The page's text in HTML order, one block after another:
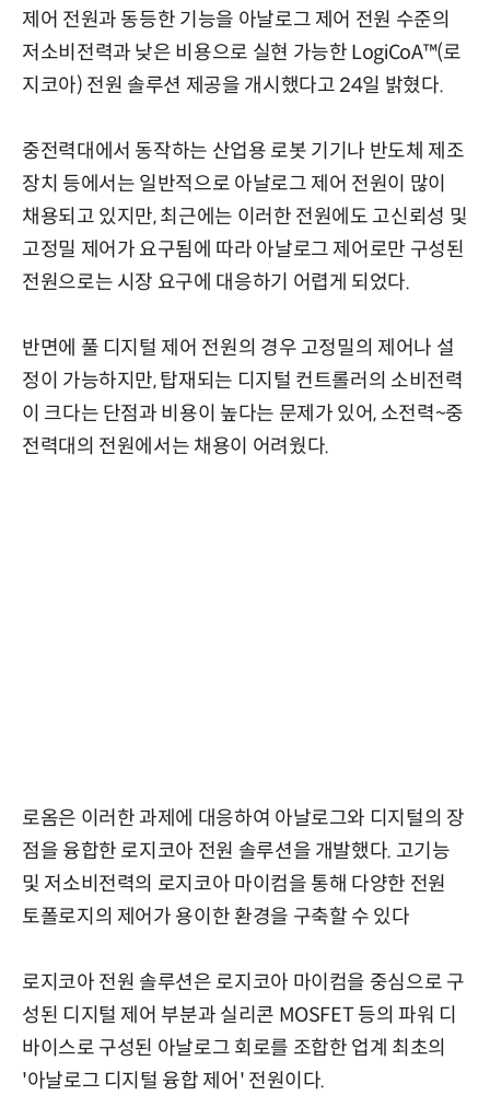
제어 전원과 동등한 기능을 아날로그 제어 전원 수준의
저소비전력과 낮은 비용으로 실현 가능한 LogiCoA™(로
지코아) 전원 솔루션 제공을 개시했다고 24일 밝혔다.
중전력대에서 동작하는 산업용 로봇 기기나 반도체 제조
장치 등에서는 일반적으로 아날로그 제어 전원이 많이
채용되고 있지만, 최근에는 이러한 전원에도 고신뢰성 및
고정밀 제어가 요구됨에 따라 아날로그 제어로만 구성된
전원으로는 시장 요구에 대응하기 어렵게 되었다.
반면에 풀 디지털 제어 전원의 경우 고정밀의 제어나 설
정이 가능하지만, 탑재되는 디지털 컨트롤러의 소비전력
이 크다는 단점과 비용이 높다는 문제가 있어, 소전력~중
전력대의 전원에서는 채용이 어려웠다.
로옴은 이러한 과제에 대응하여 아날로그와 디지털의 장
점을 융합한 로지코아 전원 솔루션을 개발했다. 고기능
및 저소비전력의 로지코아 마이컴을 통해 다양한 전원
토폴로지의 제어가 용이한 환경을 구축할 수 있다
로지코아 전원 솔루션은 로지코아 마이컴을 중심으로 구
성된 디지털 제어 부분과 실리콘 MOSFET 등의 파워 디
바이스로 구성된 아날로그 회로를 조합한 업계 최초의
'아날로그 디지털 융합 제어' 전원이다.